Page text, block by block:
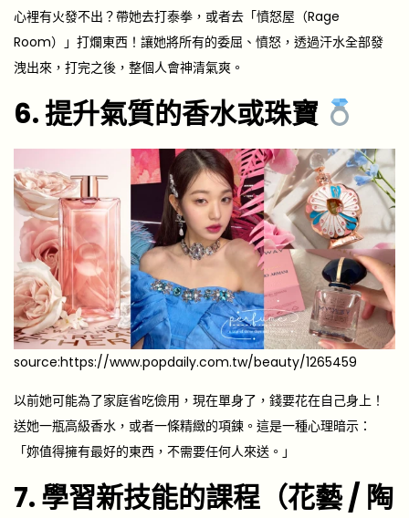
心裡有火發不出？帶她去打泰拳，或者去「憤怒屋（Rage
Room）」打爛東西！讓她將所有的委屈、憤怒，透過汗水全部發
洩出來，打完之後，整個人會神清氣爽。
6. 提升氣質的香水或珠寶
source:https://www.popdaily.com.tw/beauty/1265459
以前她可能為了家庭省吃儉用，現在單身了，錢要花在自己身上！
送她一瓶高級香水，或者一條精緻的項鍊。這是一種心理暗示：
「妳值得擁有最好的東西，不需要任何人來送。」
7. 學習新技能的課程（花藝 / 陶